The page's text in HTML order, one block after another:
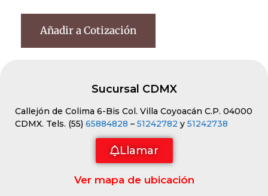
Añadir a Cotización
Sucursal CDMX
Callejón de Colima 6-Bis Col. Villa Coyoacán C.P. 04000
CDMX. Tels. (55) 65884828 – 51242782 y 51242738
Llamar
Ver mapa de ubicación